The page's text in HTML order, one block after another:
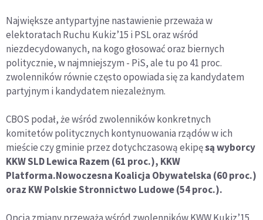
Największe antypartyjne nastawienie przeważa w
elektoratach Ruchu Kukiz’15 i PSL oraz wśród
niezdecydowanych, na kogo głosować oraz biernych
politycznie, w najmniejszym - PiS, ale tu po 41 proc.
zwolenników równie często opowiada się za kandydatem
partyjnym i kandydatem niezależnym.
CBOS podał, że wśród zwolenników konkretnych
komitetów politycznych kontynuowania rządów w ich
mieście czy gminie przez dotychczasową ekipęsą wyborcy
KKW SLD Lewica Razem (61 proc.), KKW
Platforma.Nowoczesna Koalicja Obywatelska (60 proc.)
oraz KW Polskie Stronnictwo Ludowe (54 proc.).